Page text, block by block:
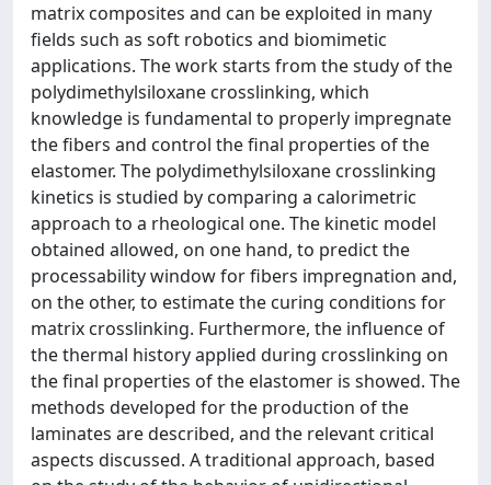
matrix composites and can be exploited in many
fields such as soft robotics and biomimetic
applications. The work starts from the study of the
polydimethylsiloxane crosslinking, which
knowledge is fundamental to properly impregnate
the fibers and control the final properties of the
elastomer. The polydimethylsiloxane crosslinking
kinetics is studied by comparing a calorimetric
approach to a rheological one. The kinetic model
obtained allowed, on one hand, to predict the
processability window for fibers impregnation and,
on the other, to estimate the curing conditions for
matrix crosslinking. Furthermore, the influence of
the thermal history applied during crosslinking on
the final properties of the elastomer is showed. The
methods developed for the production of the
laminates are described, and the relevant critical
aspects discussed. A traditional approach, based